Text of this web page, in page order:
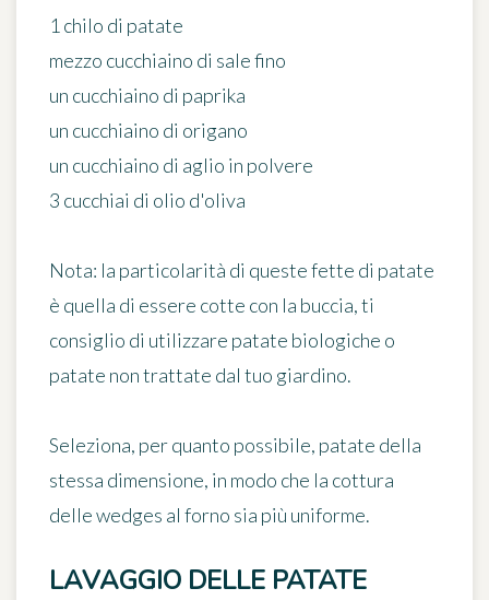
1 chilo di patate
mezzo cucchiaino di sale fino
un cucchiaino di paprika
un cucchiaino di origano
un cucchiaino di aglio in polvere
3 cucchiai di olio d'oliva
Nota: la particolarità di queste fette di patate
è quella di essere cotte con la buccia, ti
consiglio di utilizzare patate biologiche o
patate non trattate dal tuo giardino.
Seleziona, per quanto possibile, patate della
stessa dimensione, in modo che la cottura
delle wedges al forno sia più uniforme.
LAVAGGIO DELLE PATATE